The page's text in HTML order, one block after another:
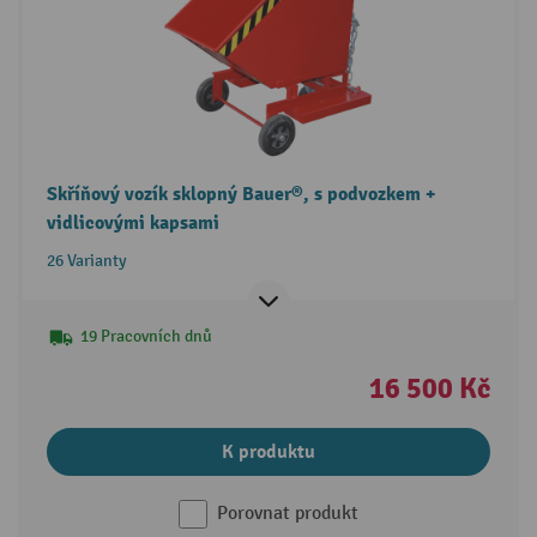
Skříňový vozík sklopný Bauer®, s podvozkem +
vidlicovými kapsami
26 Varianty
19 Pracovních dnů
16 500 Kč
K produktu
Porovnat produkt